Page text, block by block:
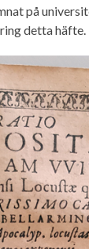
på
detta häfte.